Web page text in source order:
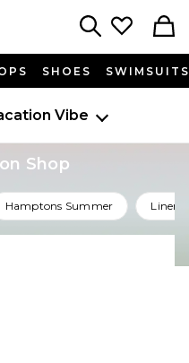
SHOES SWIMSUITS
Vibe
Shop
Hamptons Summer Linen